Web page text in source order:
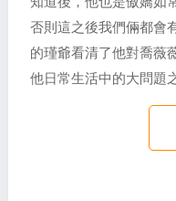
否則這之後我們倆都
的瑾爺看清了他對喬薇
他日常生活中的大問